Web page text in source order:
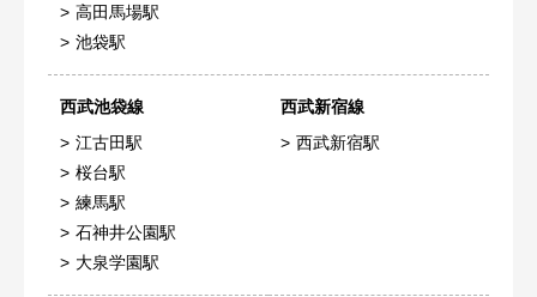
高田馬場駅
池袋駅
西武池袋線
江古田駅
桜台駅
練馬駅
石神井公園駅
大泉学園駅
西武新宿線
西武新宿駅